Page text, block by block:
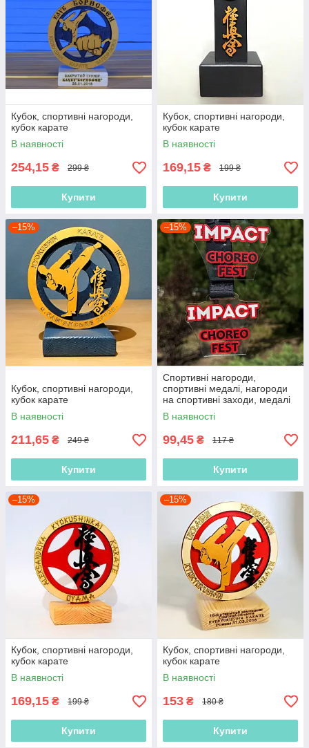
Кубок, спортивні нагороди,
кубок карате
В наявності
254,15 ₴ 299 ₴
Купити
Кубок, спортивні нагороди,
кубок карате
В наявності
169,15 ₴ 199 ₴
Купити
–15%
Кубок, спортивні нагороди,
кубок карате
В наявності
211,65 ₴ 249 ₴
Купити
–15%
Спортивні нагороди,
спортивні медалі, нагороди
на спортивні заходи, медалі
для змагань, медалі
спортсменам
В наявності
99,45 ₴ 117 ₴
Купити
–15%
Кубок, спортивні нагороди,
кубок карате
В наявності
169,15 ₴ 199 ₴
Купити
–15%
Кубок, спортивні нагороди,
кубок карате
В наявності
153 ₴ 180 ₴
Купити